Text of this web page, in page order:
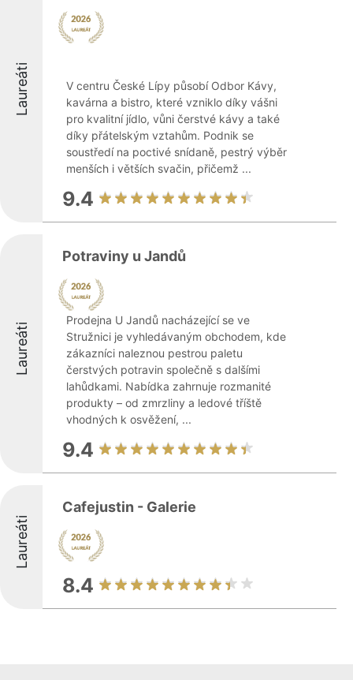
Laureáti
V centru České Lípy působí Odbor Kávy,
kavárna a bistro, které vzniklo díky vášni
pro kvalitní jídlo, vůni čerstvé kávy a také
díky přátelským vztahům. Podnik se
soustředí na poctivé snídaně, pestrý výběr
menších i větších svačin, přičemž ...
9.4
Laureáti
Potraviny u Jandů
Prodejna U Jandů nacházející se ve
Stružnici je vyhledávaným obchodem, kde
zákazníci naleznou pestrou paletu
čerstvých potravin společně s dalšími
lahůdkami. Nabídka zahrnuje rozmanité
produkty – od zmrzliny a ledové tříště
vhodných k osvěžení, ...
9.4
Laureáti
Cafejustin - Galerie
8.4